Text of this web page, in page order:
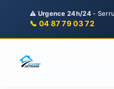
⚠️ Urgence 24h/24-
📞 04 87 79 03 72